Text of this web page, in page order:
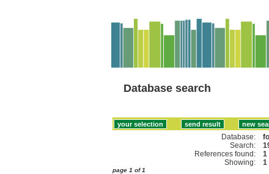
Database search
Database:
Search:
References found:
1
Showing:
1
page 1 of 1